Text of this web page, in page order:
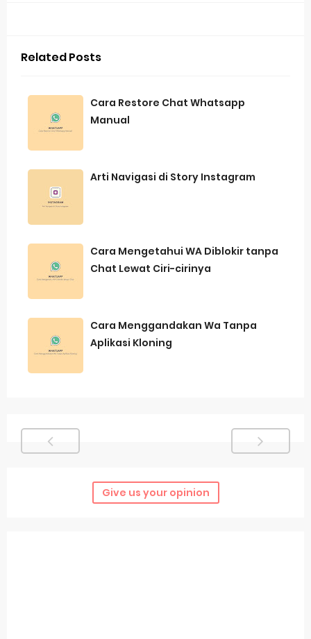
Related Posts
Cara Restore Chat Whatsapp
Manual
Arti Navigasi di Story Instagram
Cara Mengetahui WA Diblokir tanpa
Chat Lewat Ciri-cirinya
Cara Menggandakan Wa Tanpa
Aplikasi Kloning
Give us your opinion